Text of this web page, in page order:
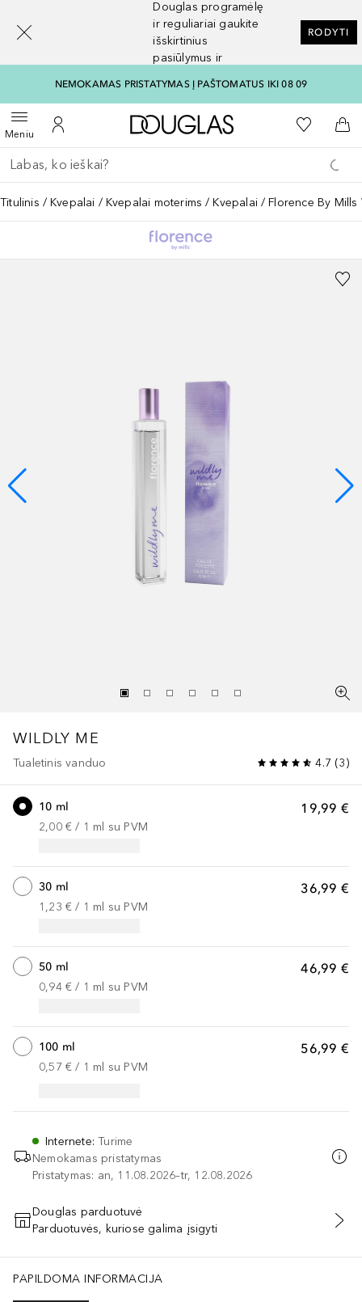
Douglas programėlę
ir reguliariai gaukite
išskirtinius
pasiūlymus ir
RODYTI
NEMOKAMAS PRISTATYMAS Į PAŠTOMATUS IKI 08 09
MeniuAtidaryti meniuĮ mano paskyrą
Į Douglas pagrindinį
Į mano
Į
Grįžk atgal
Vykdykite paiešką
Titulinis Kvepalai Kvepalai moterims Kvepalai Florence By
WILDLY ME
Tualetinis vanduo 4.7 (3)
19,99 €
10 ml
2,00 € / 1 ml su PVM
36,99 €
30 ml
1,23 € / 1 ml su PVM
46,99 €
50 ml
0,94 € / 1 ml su PVM
56,99 €
100 ml
0,57 € / 1 ml su PVM
Internete:Turime
Nemokamas pristatymas
Pristatymas: an, 11.08.2026–tr, 12.08.2026
PRIDĖTI Į KREPŠELĮ
Douglas parduotuvė
Parduotuvės, kuriose galima įsigyti
PAPILDOMA INFORMACIJA
[navigation.slideout.screenreader]